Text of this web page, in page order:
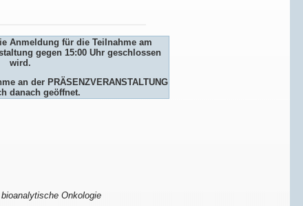
Anmeldung für die Teilnahme am
gegen 15:00 Uhr geschlossen
wird.
an der PRÄSENZVERANSTALTUNG
danach geöffnet.
Onkologie